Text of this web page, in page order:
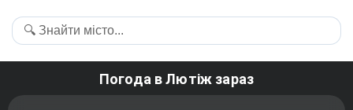
Погода в Лютіж зараз